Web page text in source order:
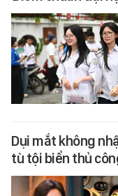
Dụi mắt không
tù tội biển thủ